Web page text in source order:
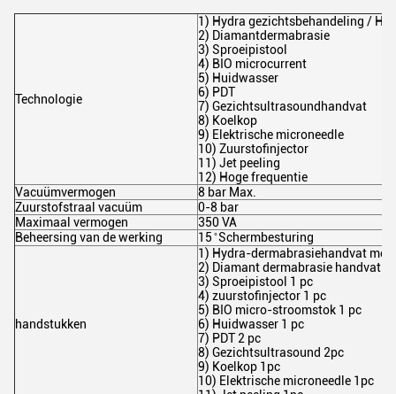
Technologie
1) Hydra gezichtsbehandeling /
2) Diamantdermabrasie
3) Sproeipistool
4) BIO microcurrent
5) Huidwasser
6) PDT
7) Gezichtsultrasoundhandvat
8) Koelkop
9) Elektrische microneedle
10) Zuurstofinjector
11) Jet peeling
12) Hoge frequentie
Vacuümvermogen
8 bar Max.
Zuurstofstraal vacuüm
0-8 bar
Maximaal vermogen
350 VA
Beheersing van de werking
15 ̊ Schermbesturing
handstukken
1) Hydra-dermabrasiehandvat met
2) Diamant dermabrasie handvat
3) Sproeipistool 1 pc
4) zuurstofinjector 1 pc
5) BIO micro-stroomstok 1 pc
6) Huidwasser 1 pc
7) PDT 2 pc
8) Gezichtsultrasound 2pc
9) Koelkop 1pc
10) Elektrische microneedle 1pc